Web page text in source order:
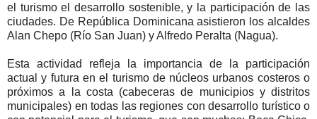
el turismo el desarrollo sostenible, y la participación de las
ciudades. De República Dominicana asistieron los alcaldes
Alan Chepo (Río San Juan) y Alfredo Peralta (Nagua).
Esta actividad refleja la importancia de la participación
actual y futura en el turismo de núcleos urbanos costeros o
próximos a la costa (cabeceras de municipios y distritos
municipales) en todas las regiones con desarrollo turístico o